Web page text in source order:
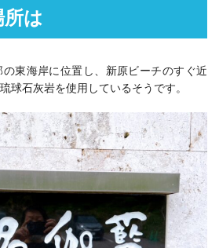
は
東海岸に位置し、新原ビーチのすぐ近
球石灰岩を使用しているそうです。